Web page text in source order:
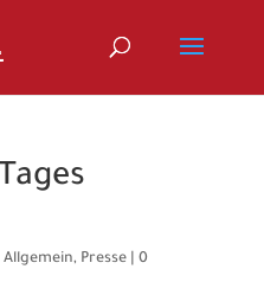
Allgemein, Presse| 0